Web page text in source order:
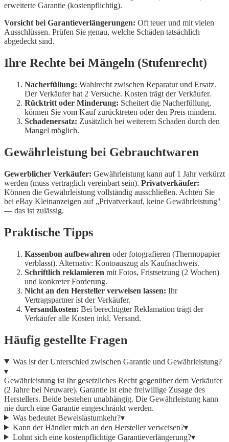
erweiterte Garantie (kostenpflichtig).
Vorsicht bei Garantieverlängerungen: Oft teuer und mit vielen
Ausschlüssen. Prüfen Sie genau, welche Schäden tatsächlich
abgedeckt sind.
Ihre Rechte bei Mängeln (Stufenrecht)
Nacherfüllung: Wahlrecht zwischen Reparatur und Ersatz.
Der Verkäufer hat 2 Versuche. Kosten trägt der Verkäufer.
Rücktritt oder Minderung: Scheitert die Nacherfüllung,
können Sie vom Kauf zurücktreten oder den Preis mindern.
Schadenersatz: Zusätzlich bei weiterem Schaden durch den
Mangel möglich.
Gewährleistung bei Gebrauchtwaren
Gewerblicher Verkäufer: Gewährleistung kann auf 1 Jahr verkürzt
werden (muss vertraglich vereinbart sein). Privatverkäufer:
Können die Gewährleistung vollständig ausschließen. Achten Sie
bei eBay Kleinanzeigen auf „Privatverkauf, keine Gewährleistung"
— das ist zulässig.
Praktische Tipps
Kassenbon aufbewahren oder fotografieren (Thermopapier
verblasst). Alternativ: Kontoauszug als Kaufnachweis.
Schriftlich reklamieren mit Fotos, Fristsetzung (2 Wochen)
und konkreter Forderung.
Nicht an den Hersteller verweisen lassen: Ihr
Vertragspartner ist der Verkäufer.
Versandkosten: Bei berechtigter Reklamation trägt der
Verkäufer alle Kosten inkl. Versand.
Häufig gestellte Fragen
Was ist der Unterschied zwischen Garantie und Gewährleistung?
▾
Gewährleistung ist Ihr gesetzliches Recht gegenüber dem Verkäufer
(2 Jahre bei Neuware). Garantie ist eine freiwillige Zusage des
Herstellers. Beide bestehen unabhängig. Die Gewährleistung kann
nie durch eine Garantie eingeschränkt werden.
Was bedeutet Beweislastumkehr?▾
Kann der Händler mich an den Hersteller verweisen?▾
Lohnt sich eine kostenpflichtige Garantieverlängerung?▾